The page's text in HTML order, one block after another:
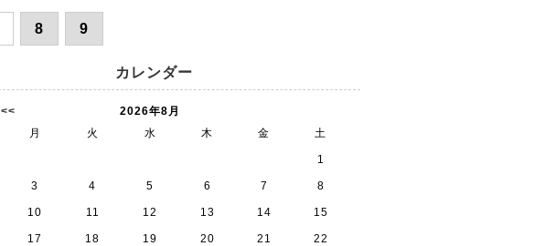
8 9
カレンダー
<<
2026年8月
月 火 水 木 金 土
1
3 4 5 6 7 8
10 11 12 13 14 15
17 18 19 20 21 22